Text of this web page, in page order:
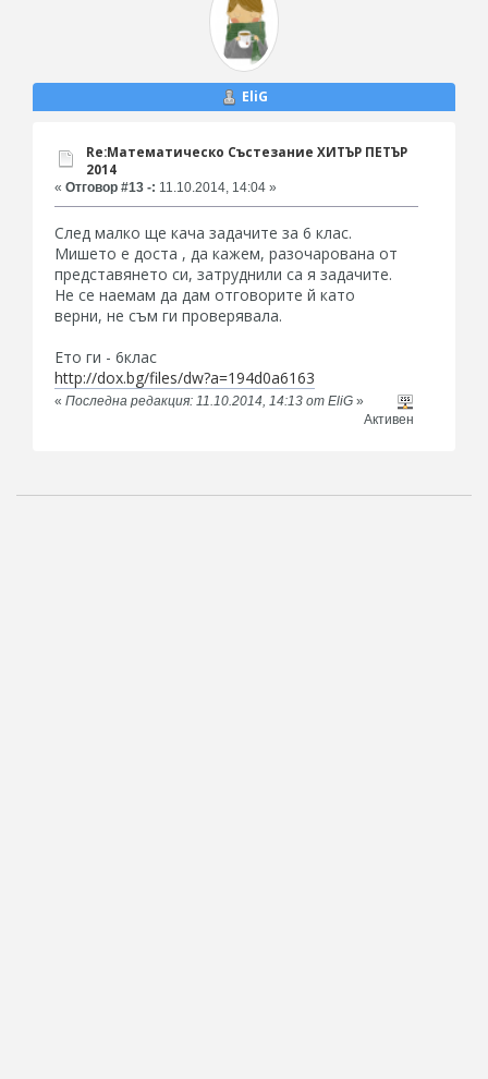
EliG
Re:Математическо Състезание ХИТЪР ПЕТЪР
2014
« Отговор #13 -: 11.10.2014, 14:04 »
След малко ще кача задачите за 6 клас.
Мишето е доста , да кажем, разочарована от
представянето си, затруднили са я задачите.
Не се наемам да дам отговорите й като
верни, не съм ги проверявала.
Ето ги - 6клас
http://dox.bg/files/dw?a=194d0a6163
« Последна редакция: 11.10.2014, 14:13 от EliG »
Активен